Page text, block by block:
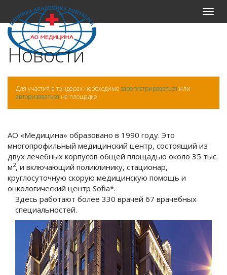
Меню
Новости
Для участия в тендерах необходимозарегистрироваться или
авторизоваться на площадке.
АО «Медицина» образовано в 1990 году. Это
многопрофильный медицинский центр, состоящий из
двух лечебных корпусов общей площадью около 35 тыс.
м2, и включающий поликлинику, стационар,
круглосуточную скорую медицинскую помощь и
онкологический центр Sofia*.
Здесь работают более 330 врачей 67 врачебных
специальностей.